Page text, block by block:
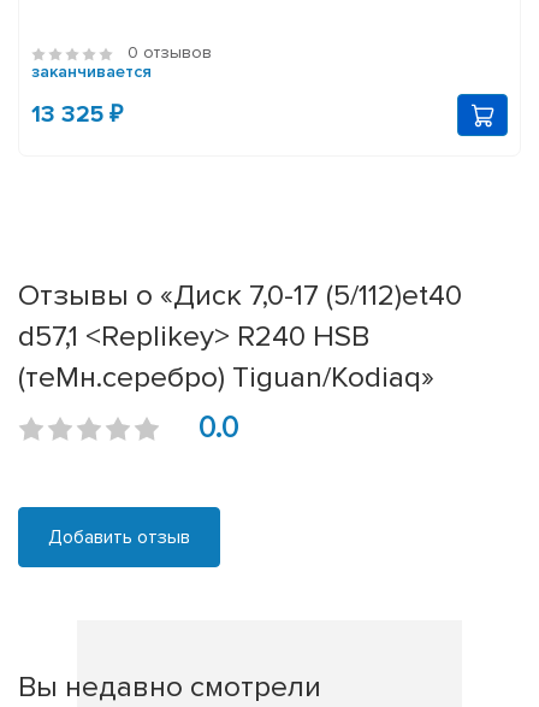
0 отзывов
заканчивается
13 325 ₽
Отзывы о «Диск 7,0-17 (5/112)et40
d57,1 <Rеplikey> R240 HSB
(теMн.серебро) Tiguan/Kodiaq»
0.0
Добавить отзыв
Вы недавно смотрели